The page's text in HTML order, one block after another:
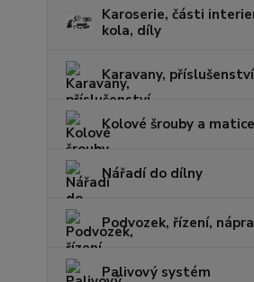
Karoserie, části
kola, díly
Karavany, příslušenství
Kolové šrouby a matice
Nářadí do dílny
Podvozek, řízení,
Palivový systém